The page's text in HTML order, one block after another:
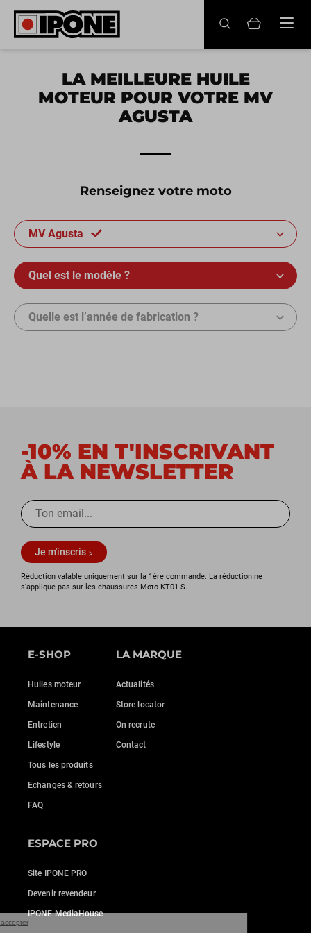
sans accepter
Ipone
HUILES MOTEUR
ENTRETIEN
Revendeurs
Compte
FR EN ES IT DE BE
LA MEILLEURE HUILE
MOTEUR POUR VOTRE MV
AGUSTA
Renseignez votre moto
MV Agusta
Quel est le modèle ?
Quelle est l’année de fabrication ?
-10% EN T'INSCRIVANT
À LA NEWSLETTER
Je m'inscris
Réduction valable uniquement sur la 1ère commande. La réduction ne
s'applique pas sur les chaussures Moto KT01-S.
E-SHOP
Huiles moteur
Maintenance
Entretien
Lifestyle
Tous les produits
Echanges & retours
FAQ
LA MARQUE
Actualités
Store locator
On recrute
Contact
ESPACE PRO
Site IPONE PRO
Devenir revendeur
IPONE MediaHouse